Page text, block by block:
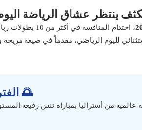
ينتظر عشاق الرياضة
، احتدام المنافسة في أكثر من 10 بطولات رياضية عالمية، تتنوع بين كرة القدم، التنس، كرة السلة، الكريكيت، والسهام وغيرها. نقدم لكم في
لليوم الرياضي، مقدماً في صيغة
🌅 الفترة
عالمية من أستراليا بمباراة تنس رفيعة